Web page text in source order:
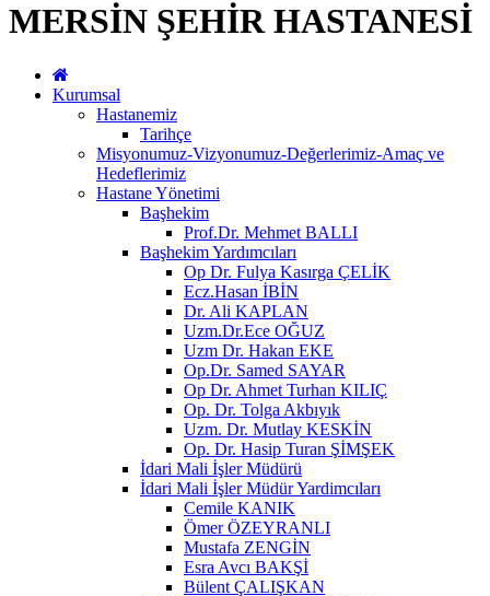
MERSİN ŞEHİR HASTANESİ
Kurumsal
Hastanemiz
Tarihçe
Misyonumuz-Vizyonumuz-Değerlerimiz-Amaç ve
Hedeflerimiz
Hastane Yönetimi
Başhekim
Prof.Dr. Mehmet BALLI
Başhekim Yardımcıları
Op Dr. Fulya Kasırga ÇELİK
Ecz.Hasan İBİN
Dr. Ali KAPLAN
Uzm.Dr.Ece OĞUZ
Uzm Dr. Hakan EKE
Op.Dr. Samed SAYAR
Op Dr. Ahmet Turhan KILIÇ
Op. Dr. Tolga Akbıyık
Uzm. Dr. Mutlay KESKİN
Op. Dr. Hasip Turan ŞİMŞEK
İdari Mali İşler Müdürü
İdari Mali İşler Müdür Yardimcıları
Cemile KANIK
Ömer ÖZEYRANLI
Mustafa ZENGİN
Esra Avcı BAKŞİ
Bülent ÇALIŞKAN